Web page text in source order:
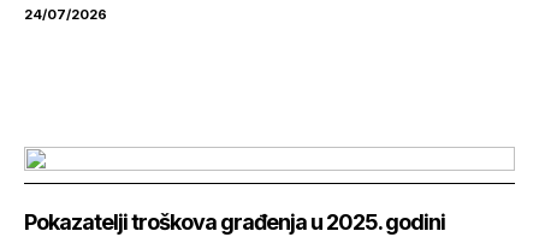
24/07/2026
Pokazatelji troškova građenja u 2025. godini